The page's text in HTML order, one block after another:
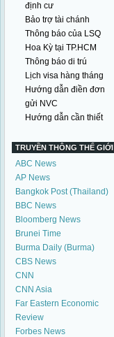
định cư
Bảo trợ tài chánh
Thông báo của LSQ
Hoa Kỳ tại TP.HCM
Thông báo di trú
Lịch visa hàng tháng
Hướng dẫn điền đơn
gửi NVC
Hướng dẫn cần thiết
TRUYỀN THÔNG THẾ GIỚI
ABC News
AP News
Bangkok Post (Thailand)
BBC News
Bloomberg News
Brunei Time
Burma Daily (Burma)
CBS News
CNN
CNN Asia
Far Eastern Economic
Review
Forbes News